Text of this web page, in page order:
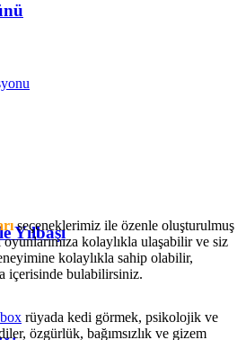
Yılbaşı
seçeneklerimiz ile özenle oluşturulmuş
kolaylıkla ulaşabilir ve siz
kolaylıkla sahip olabilir,
içerisinde bulabilirsiniz.
rüyada kedi görmek​, psikolojik ve
özgürlük, bağımsızlık ve gizem